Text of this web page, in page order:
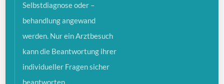
Selbstdiagnose oder –
behandlung angewand
werden. Nur ein Arztbesuch
kann die Beantwortung ihrer
individueller Fragen sicher